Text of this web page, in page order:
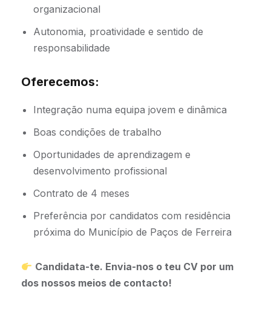
organizacional
Autonomia, proatividade e sentido de
responsabilidade
Oferecemos:
Integração numa equipa jovem e dinâmica
Boas condições de trabalho
Oportunidades de aprendizagem e
desenvolvimento profissional
Contrato de 4 meses
Preferência por candidatos com residência
próxima do Município de Paços de Ferreira
Candidata-te. Envia-nos o teu CV por um
dos nossos meios de contacto!